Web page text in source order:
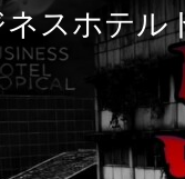
スホテル